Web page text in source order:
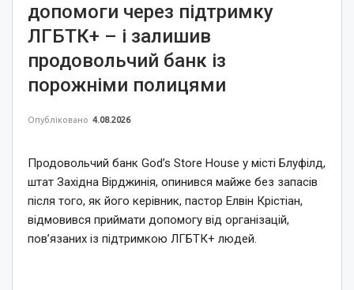
допомоги через підтримку
ЛГБТК+ – і залишив
продовольчий банк із
порожніми полицями
Опубліковано 4.08.2026
Продовольчий банк God’s Store House у місті Блуфілд,
штат Західна Вірджинія, опинився майже без запасів
після того, як його керівник, пастор Елвін Крістіан,
відмовився приймати допомогу від організацій,
пов’язаних із підтримкою ЛГБТК+ людей.